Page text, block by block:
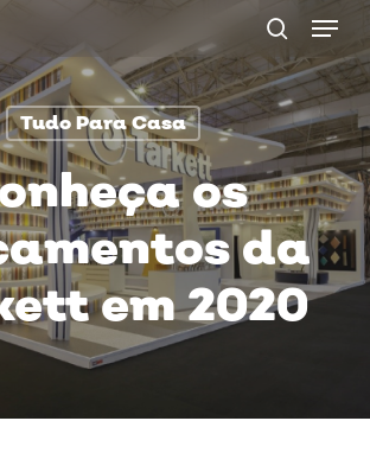
procurar
Menu
Tudo Para Casa
os
da
em 2020